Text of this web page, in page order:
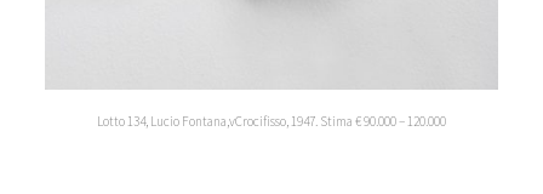
Lotto 134, Lucio Fontana,vCrocifisso, 1947. Stima € 90.000 – 120.000